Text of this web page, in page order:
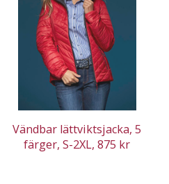
Vändbar lättviktsjacka, 5
färger, S-2XL, 875 kr